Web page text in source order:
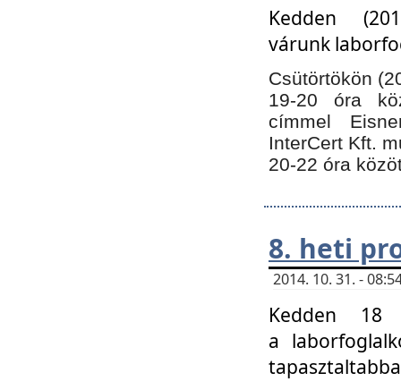
Kedden
várunk
Csütörtökön
19-20 óra
címmel
InterCert Kft.
20-22 óra
8. heti
2014. 10. 31. -
Kedden 18
a